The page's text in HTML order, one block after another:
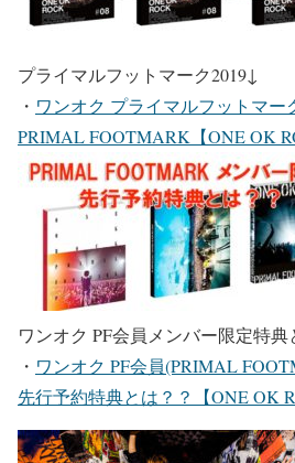
プライマルフットマーク2019↓
・ ワンオク プライマルフットマー
PRIMAL FOOTMARK【ONE OK
ワンオク PF会員メンバー限定特典
・ ワンオク PF会員(PRIMAL
先行予約特典とは？？【ONE OK